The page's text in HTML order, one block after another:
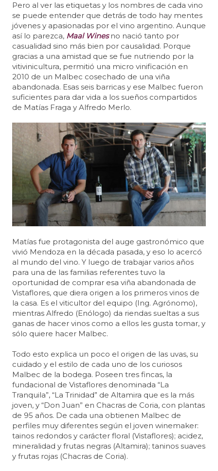
Pero al ver las etiquetas y los nombres de cada vino
se puede entender que detrás de todo hay mentes
jóvenes y apasionadas por el vino argentino. Aunque
así lo parezca, Maal Winesno nació tanto por
casualidad sino más bien por causalidad. Porque
gracias a una amistad que se fue nutriendo por la
vitivinicultura, permitió una micro vinificación en
2010 de un Malbec cosechado de una viña
abandonada. Esas seis barricas y ese Malbec fueron
suficientes para dar vida a los sueños compartidos
de Matías Fraga y Alfredo Merlo.
Matías fue protagonista del auge gastronómico que
vivió Mendoza en la década pasada, y eso lo acercó
al mundo del vino. Y luego de trabajar varios años
para una de las familias referentes tuvo la
oportunidad de comprar esa viña abandonada de
Vistaflores, que diera origen a los primeros vinos de
la casa. Es el viticultor del equipo (Ing. Agrónomo),
mientras Alfredo (Enólogo) da riendas sueltas a sus
ganas de hacer vinos como a ellos les gusta tomar, y
sólo quiere hacer Malbec.
Todo esto explica un poco el origen de las uvas, su
cuidado y el estilo de cada uno de los curiosos
Malbec de la bodega. Poseen tres fincas, la
fundacional de Vistaflores denominada “La
Tranquila”, “La Trinidad” de Altamira que es la más
joven, y “Don Juan” en Chacras de Coria, con plantas
de 95 años. De cada una obtienen Malbec de
perfiles muy diferentes según el joven winemaker:
tainos redondos y carácter floral (Vistaflores); acidez,
mineralidad y frutas negras (Altamira); taninos suaves
y frutas rojas (Chacras de Coria).